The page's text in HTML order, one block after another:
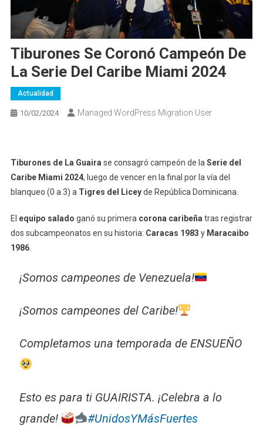
Tiburones Se Coronó Campeón De
La Serie Del Caribe Miami 2024
Actualidad
10/02/2024 Managed WordPress Migration User
Tiburones de La Guairase consagró campeón de laSerie del
Caribe Miami 2024, luego de vencer en la final por la vía del
blanqueo (0 a 3) a Tigres del Liceyde República Dominicana.
El equipo salado ganó su primera corona caribeñatras registrar
dos subcampeonatos en su historia: Caracas 1983 y Maracaibo
1986.
¡Somos campeones de Venezuela!
¡Somos campeones del Caribe!
Completamos una temporada de ENSUEÑO
Esto es para ti GUAIRISTA. ¡Celebra a lo
grande!
#UnidosYMásFuertes